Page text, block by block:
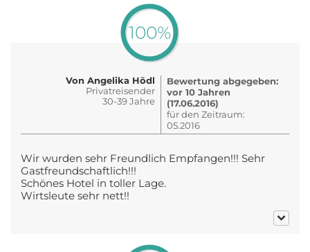
100%
Von Angelika Hödl
Privatreisender
30-39 Jahre
Bewertung abgegeben:
vor 10 Jahren
(17.06.2016)
für den Zeitraum:
05.2016
Wir wurden sehr Freundlich Empfangen!!! Sehr
Gastfreundschaftlich!!!
Schönes Hotel in toller Lage.
Wirtsleute sehr nett!!